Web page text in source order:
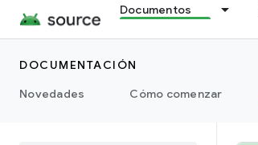
Documentos
DOCUMENTACIÓN
Novedades
Cómo comenzar